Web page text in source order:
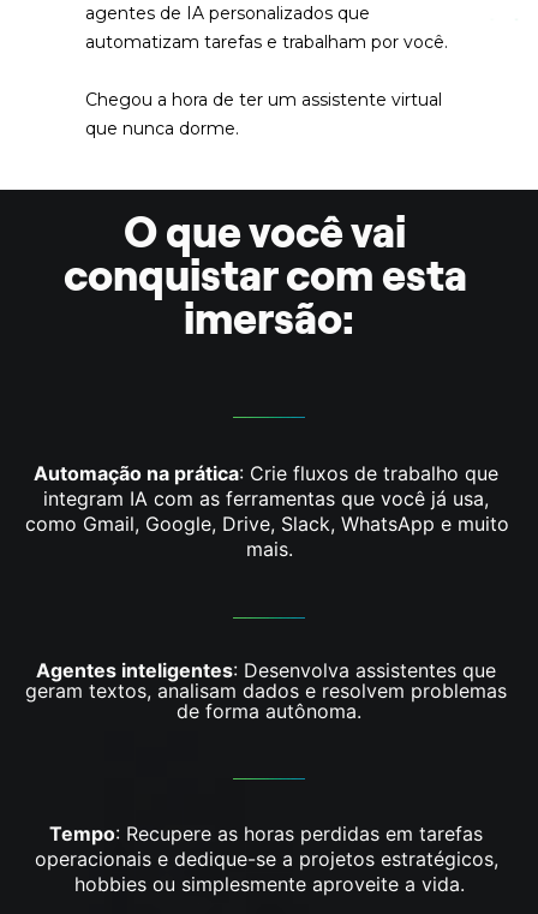
agentes de IA personalizados que
automatizam tarefas e trabalham por você.
Chegou a hora de ter um assistente virtual
que nunca dorme.
O que você vai
conquistar com esta
imersão:
Automação na prática: Crie fluxos de trabalho que
integram IA com as ferramentas que você já usa,
como Gmail, Google, Drive, Slack, WhatsApp e muito
mais.
Agentes inteligentes: Desenvolva assistentes que
geram textos, analisam dados e resolvem problemas
de forma autônoma.
Tempo: Recupere as horas perdidas em tarefas
operacionais e dedique-se a projetos estratégicos,
hobbies ou simplesmente aproveite a vida.